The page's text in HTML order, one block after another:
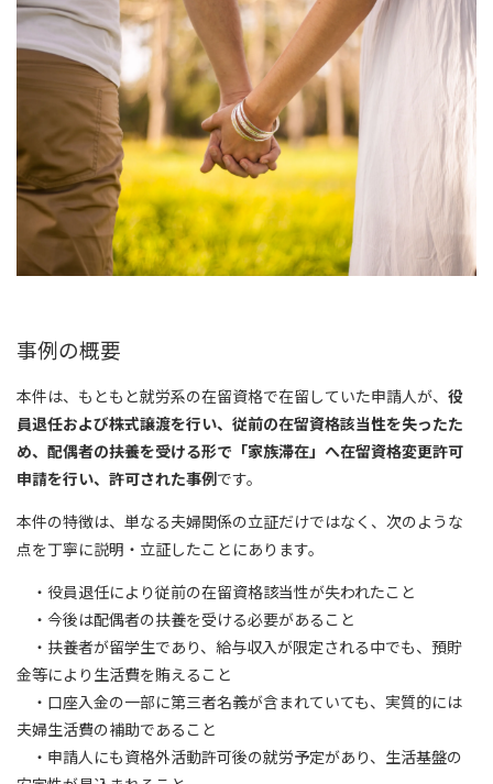
事例の概要
本件は、もともと就労系の在留資格で在留していた申請人が、 役
員退任および株式譲渡を行い、従前の在留資格該当性を失ったた
め、配偶者の扶養を受ける形で「家族滞在」へ在留資格変更許可
申請を行い、許可された事例です。
本件の特徴は、単なる夫婦関係の立証だけではなく、次のような
点を丁寧に説明・立証したことにあります。
・役員退任により従前の在留資格該当性が失われたこと
・今後は配偶者の扶養を受ける必要があること
・扶養者が留学生であり、給与収入が限定される中でも、預貯
金等により生活費を賄えること
・口座入金の一部に第三者名義が含まれていても、実質的には
夫婦生活費の補助であること
・申請人にも資格外活動許可後の就労予定があり、生活基盤の